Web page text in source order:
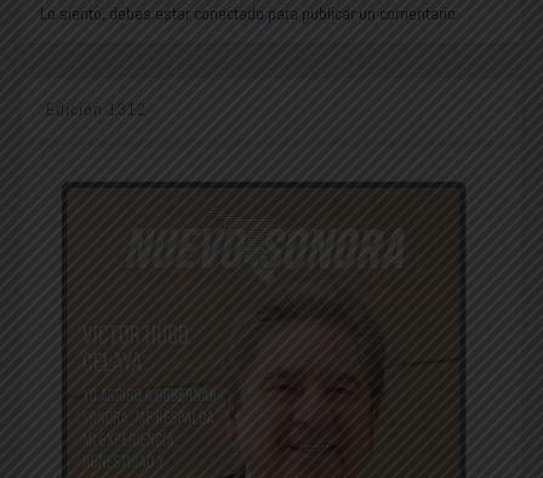
Lo siento, debes estar conectado para publicar un comentario.
Edición 1312